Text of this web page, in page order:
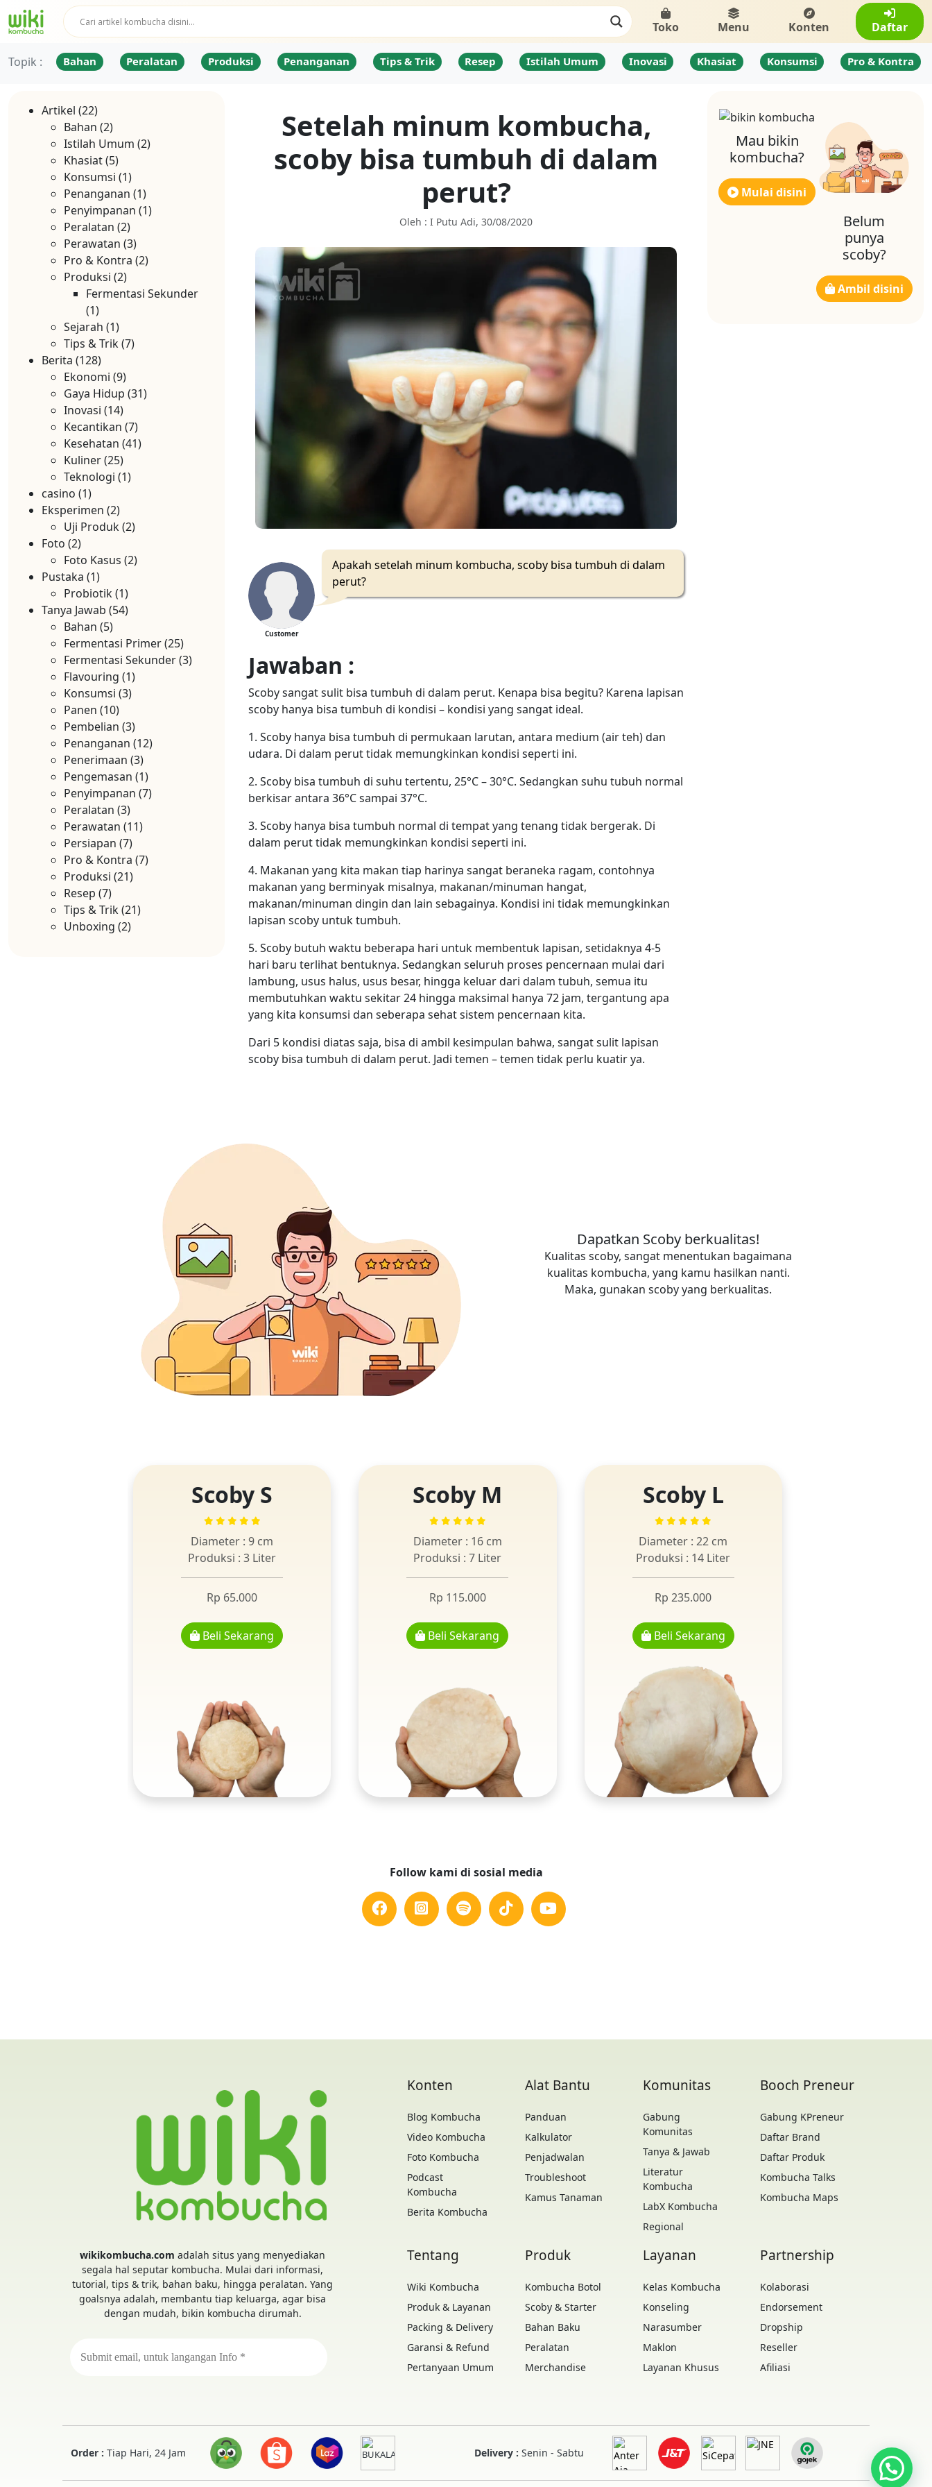
Toko Menu Konten Daftar
Topik : Bahan Peralatan Produksi Penanganan Tips & Trik Resep Istilah Umum Inovasi Khasiat Konsumsi Pro & Kontra
Mau bikin
kombucha?
Mulai disini
Belum
punya
scoby?
Ambil disini
Setelah minum kombucha,
scoby bisa tumbuh di dalam
perut?
Oleh : I Putu Adi, 30/08/2020
Customer
Apakah setelah minum kombucha, scoby bisa tumbuh di dalam
perut?
Jawaban :⁣
Scoby sangat sulit bisa tumbuh di dalam perut. Kenapa bisa begitu? Karena lapisan
scoby hanya bisa tumbuh di kondisi – kondisi yang sangat ideal.
1. Scoby hanya bisa tumbuh di permukaan larutan, antara medium (air teh) dan
udara. Di dalam perut tidak memungkinkan kondisi seperti ini.
2. Scoby bisa tumbuh di suhu tertentu, 25°C – 30°C. Sedangkan suhu tubuh normal
berkisar antara 36°C sampai 37°C.
3. Scoby hanya bisa tumbuh normal di tempat yang tenang tidak bergerak. Di
dalam perut tidak memungkinkan kondisi seperti ini.
4. Makanan yang kita makan tiap harinya sangat beraneka ragam, contohnya
makanan yang berminyak misalnya, makanan/minuman hangat,
makanan/minuman dingin dan lain sebagainya. Kondisi ini tidak memungkinkan
lapisan scoby untuk tumbuh.
5. Scoby butuh waktu beberapa hari untuk membentuk lapisan, setidaknya 4-5
hari baru terlihat bentuknya. Sedangkan seluruh proses pencernaan mulai dari
lambung, usus halus, usus besar, hingga keluar dari dalam tubuh, semua itu
membutuhkan waktu sekitar 24 hingga maksimal hanya 72 jam, tergantung apa
yang kita konsumsi dan seberapa sehat sistem pencernaan kita.
Dari 5 kondisi diatas saja, bisa di ambil kesimpulan bahwa, sangat sulit lapisan
scoby bisa tumbuh di dalam perut. Jadi temen – temen tidak perlu kuatir ya.
Artikel (22)
Bahan (2)
Istilah Umum (2)
Khasiat(5)
Konsumsi (1)
Penanganan (1)
Penyimpanan (1)
Peralatan (2)
Perawatan (3)
Pro & Kontra (2)
Produksi (2)
Fermentasi Sekunder
(1)
Sejarah (1)
Tips & Trik(7)
Berita (128)
Ekonomi (9)
Gaya Hidup (31)
Inovasi (14)
Kecantikan (7)
Kesehatan (41)
Kuliner(25)
Teknologi (1)
casino (1)
Eksperimen (2)
Uji Produk(2)
Foto (2)
Foto Kasus (2)
Pustaka (1)
Probiotik(1)
Tanya Jawab (54)
Bahan (5)
Fermentasi Primer(25)
Fermentasi Sekunder(3)
Flavouring (1)
Konsumsi (3)
Panen (10)
Pembelian (3)
Penanganan (12)
Penerimaan (3)
Pengemasan (1)
Penyimpanan (7)
Peralatan (3)
Perawatan (11)
Persiapan (7)
Pro & Kontra (7)
Produksi (21)
Resep (7)
Tips & Trik(21)
Unboxing (2)
Dapatkan Scoby berkualitas!
Kualitas scoby, sangat menentukan bagaimana
kualitas kombucha, yang kamu hasilkan nanti.
Maka, gunakan scoby yang berkualitas.
Scoby S
Diameter : 9 cm
Produksi : 3 Liter
Rp 65.000
Beli Sekarang
Scoby M
Diameter : 16 cm
Produksi : 7 Liter
Rp 115.000
Beli Sekarang
Scoby L
Diameter : 22 cm
Produksi : 14 Liter
Rp 235.000
Beli Sekarang
Follow kami di sosial media
Konten
Blog Kombucha
Video Kombucha
Foto Kombucha
Podcast
Kombucha
Berita Kombucha
Alat Bantu
Panduan
Kalkulator
Penjadwalan
Troubleshoot
Kamus Tanaman
Komunitas
Gabung
Komunitas
Tanya & Jawab
Literatur
Kombucha
LabX Kombucha
Regional
Booch Preneur
Gabung KPreneur
Daftar Brand
Daftar Produk
Kombucha Talks
Kombucha Maps
wikikombucha.com adalah situs yang menyediakan
segala hal seputar kombucha. Mulai dari informasi,
tutorial, tips & trik, bahan baku, hingga peralatan. Yang
goalsnya adalah, membantu tiap keluarga, agar bisa
dengan mudah, bikin kombucha dirumah.
Tentang
Wiki Kombucha
Produk & Layanan
Packing & Delivery
Garansi & Refund
Pertanyaan Umum
Produk
Kombucha Botol
Scoby & Starter
Bahan Baku
Peralatan
Merchandise
Layanan
Kelas Kombucha
Konseling
Narasumber
Maklon
Layanan Khusus
Partnership
Kolaborasi
Endorsement
Dropship
Reseller
Afiliasi
Order : Tiap Hari, 24 Jam Delivery : Senin - Sabtu